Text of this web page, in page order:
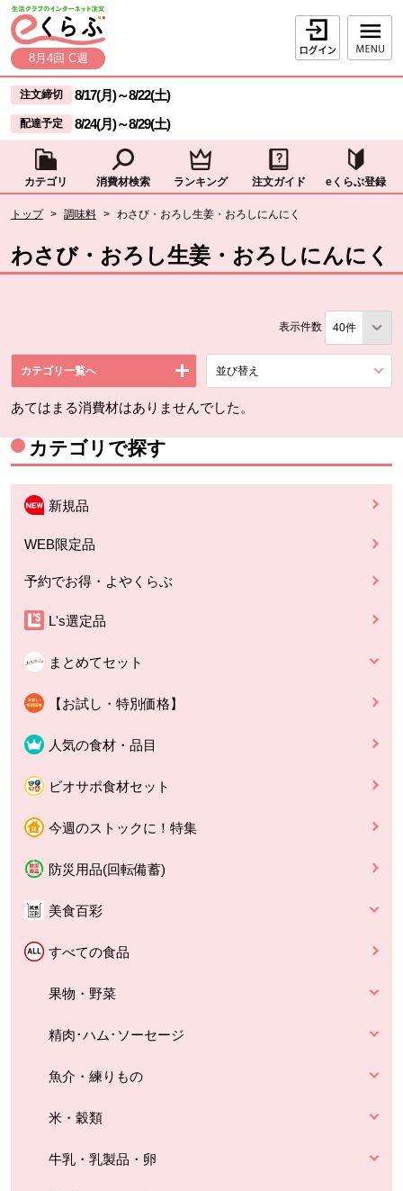
ページの先頭です。
本文へジャンプする。
8月4回 C週
ログイン
ここからサイト内共通メニューです。
サイト内共通メニューをスキップする
注文締切 8/17(月)～8/22(土)
配達予定 8/24(月)～8/29(土)
カテゴリ 消費材検索 ランキング 注文ガイド eくらぶ登録
トップ > 調味料 > わさび・おろし生姜・おろしにんにく
わさび・おろし生姜・おろしにんにく
表示件数
カテゴリ一覧へ 並び替え
あてはまる消費材はありませんでした。
カテゴリで探す
新規品
WEB限定品
予約でお得・よやくらぶ
L's選定品
まとめてセット
【お試し・特別価格】
人気の食材・品目
ビオサポ食材セット
今週のストックに！特集
防災用品(回転備蓄)
美食百彩
すべての食品
果物・野菜
精肉･ハム･ソーセージ
魚介・練りもの
米・穀類
牛乳・乳製品・卵